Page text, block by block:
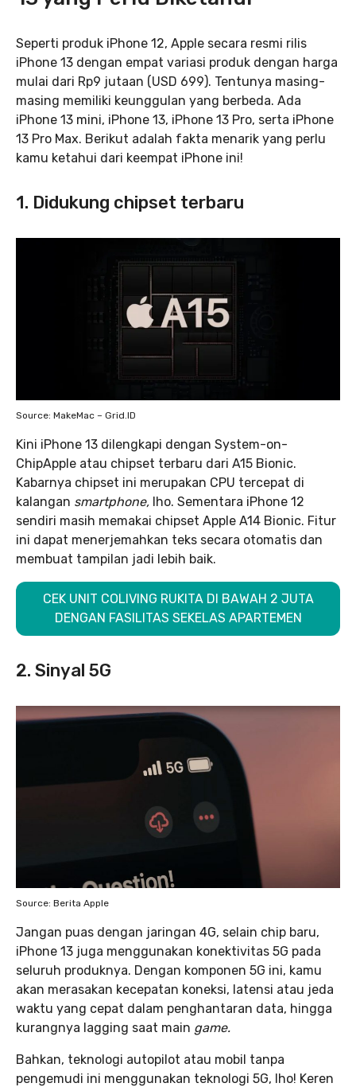
Seperti produk iPhone 12, Apple secara resmi rilis
iPhone 13 dengan empat variasi produk dengan harga
mulai dari Rp9 jutaan (USD 699). Tentunya masing-
masing memiliki keunggulan yang berbeda. Ada
iPhone 13 mini, iPhone 13, iPhone 13 Pro, serta iPhone
13 Pro Max. Berikut adalah fakta menarik yang perlu
kamu ketahui dari keempat iPhone ini!
1. Didukung chipset terbaru
Source: MakeMac – Grid.ID
Kini iPhone 13 dilengkapi dengan System-on-
ChipApple atau chipset terbaru dari A15 Bionic.
Kabarnya chipset ini merupakan CPU tercepat di
kalangan smartphone, lho. Sementara iPhone 12
sendiri masih memakai chipset Apple A14 Bionic. Fitur
ini dapat menerjemahkan teks secara otomatis dan
membuat tampilan jadi lebih baik.
CEK UNIT COLIVING RUKITA DI BAWAH 2 JUTA
DENGAN FASILITAS SEKELAS APARTEMEN
2. Sinyal 5G
Source: Berita Apple
Jangan puas dengan jaringan 4G, selain chip baru,
iPhone 13 juga menggunakan konektivitas 5G pada
seluruh produknya. Dengan komponen 5G ini, kamu
akan merasakan kecepatan koneksi, latensi atau jeda
waktu yang cepat dalam penghantaran data, hingga
kurangnya lagging saat main game.
Bahkan, teknologi autopilot atau mobil tanpa
pengemudi ini menggunakan teknologi 5G, lho! Keren